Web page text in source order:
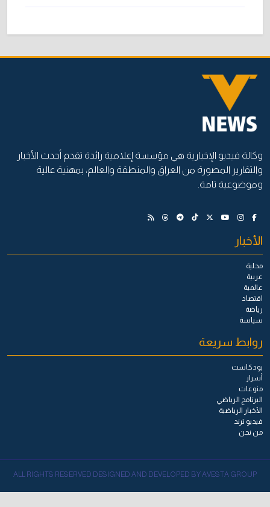
وكالة فيديو الإخبارية هي مؤسسة إعلامية رائدة تقدم أحدث الأخبار
والتقارير المصورة من العراق والمنطقة والعالم، بمهنية عالية
وموضوعية تامة.
الأخبار
محلية
عربية
عالمية
اقتصاد
رياضة
سياسة
روابط سريعة
بودكاست
أسرار
منوعات
البرنامج الرياضي
الأخبار الرياضية
فيديو ترند
من نحن
ALL RIGHTS RESERVED DESIGNED AND DEVELOPED BY AVESTA GROUP